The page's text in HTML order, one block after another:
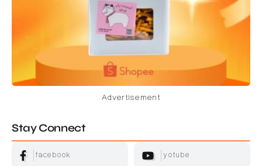
Advertisement
Stay Connect
facebook yotube